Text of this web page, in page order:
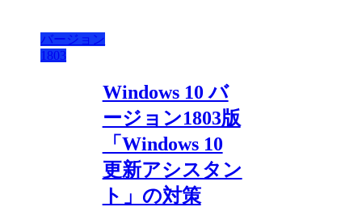
バージョン
1803
Windows 10 バ
ージョン1803版
「Windows 10
更新アシスタン
ト」の対策